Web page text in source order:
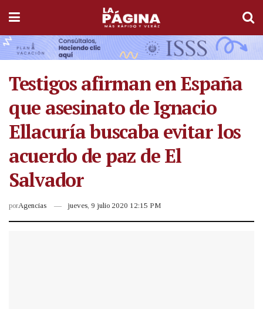
Testigos afirman en España
que asesinato de Ignacio
Ellacuría buscaba evitar los
acuerdo de paz de El
Salvador
porAgencias jueves, 9 julio 2020 12:15 PM